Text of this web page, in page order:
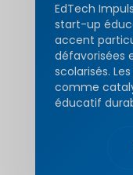
EdTech
start-up
accent
défavorisées
scolarisés.
comme
éducatif